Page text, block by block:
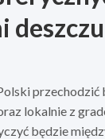
lokalnie z
będzie